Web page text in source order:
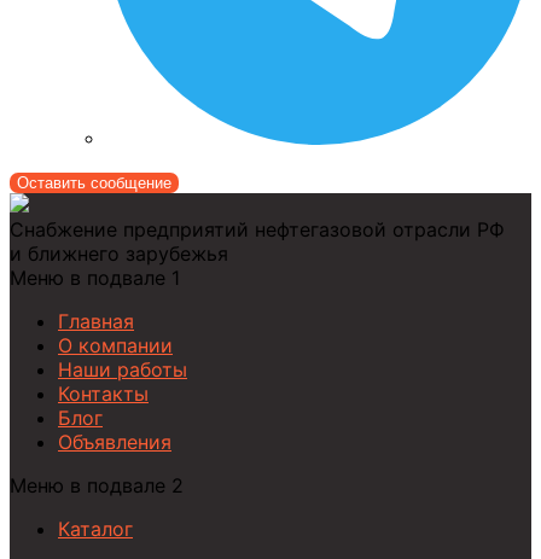
Оставить сообщение
Снабжение предприятий нефтегазовой отрасли РФ
и ближнего зарубежья
Меню в подвале 1
Главная
О компании
Наши работы
Контакты
Блог
Объявления
Меню в подвале 2
Каталог